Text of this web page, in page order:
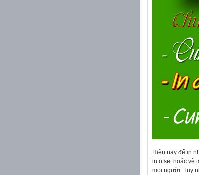
Hiện nay để in
in ofset hoặc vẽ
mọi người. Tuy